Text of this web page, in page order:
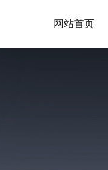
网站首页